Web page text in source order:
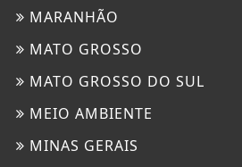
MARANHÃO
MATO GROSSO
MATO GROSSO DO SUL
MEIO AMBIENTE
MINAS GERAIS